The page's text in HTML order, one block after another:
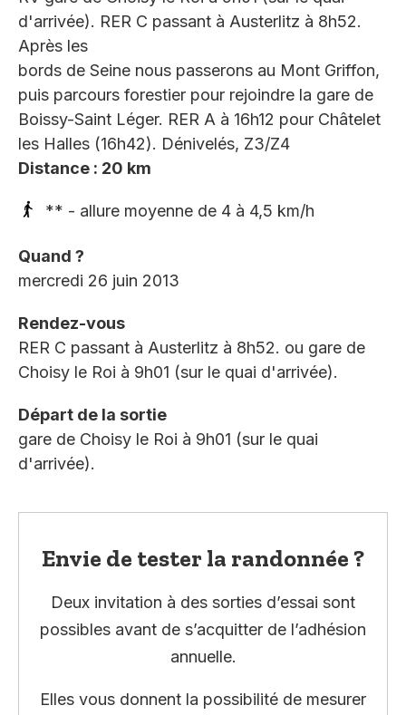
d'arrivée). RER C passant à Austerlitz à 8h52.
Après les
bords de Seine nous passerons au Mont Griffon,
puis parcours forestier pour rejoindre la gare de
Boissy-Saint Léger. RER A à 16h12 pour Châtelet
les Halles (16h42). Dénivelés, Z3/Z4
Distance : 20 km
** - allure moyenne de 4 à 4,5 km/h
Quand ?
mercredi 26 juin 2013
Rendez-vous
RER C passant à Austerlitz à 8h52. ou gare de
Choisy le Roi à 9h01 (sur le quai d'arrivée).
Départ de la sortie
gare de Choisy le Roi à 9h01 (sur le quai
d'arrivée).
Envie de tester la randonnée ?
Deux invitation à des sorties d’essai sont
possibles avant de s’acquitter de l’adhésion
annuelle.
Elles vous donnent la possibilité de mesurer